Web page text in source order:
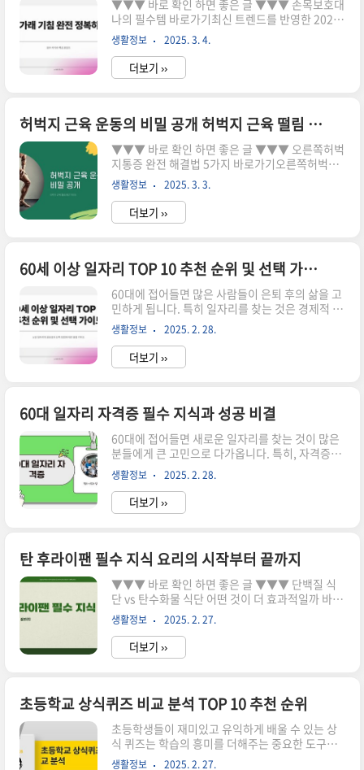
이 풀리는 원인은 다양합니다. 가장 흔한 원인 중 하
나는 쿠키 문제입니다. 브라우저의 쿠키가 손상되
거나 만료되면, 로그인 상태가 유지되지 않을 수 있
습니다. 또 다른 원인은 브라우저 캐시입니다. 캐시
된 데이터..
▼▼▼ 바로 확인 하면 좋은 글 ▼▼▼ 손목보호대
나의 필수템 바로가기최신 트렌드를 반영한 2025
새해목표 선택 가이드 바로가기제목2 이마거상 비
교 가장 효과적인 제품은 바로가기목감기와 가래의
관계 목감기는 주로 바이러스에 의해 발생하는 상
기도 감염으로, 후두와 목구멍에 염증을 유발합니
입니다. 이 점액은 목구멍의 염증을 진정시키고, 이
물질을 제거하는 역할을 합니다. 그러나 이러한 가
래가 끈적거리거나 목에 감기는 느낌을 주면 불편
함을 초래할 수 있습니다. 목감기로 인한 가래는 대
개 기침을 통해 배출됩니다. 기침은 몸이 이물질이
나 점액을 제거하는 자연적인 반응입니다. 그러나
가래가 과도하게 생성되..
생활정보 2025. 3. 4.
더보기 ››
허벅지 근육 운동의 비밀 공개 허벅지 근육 떨림 완전 가이드
▼▼▼ 바로 확인 하면 좋은 글 ▼▼▼ 오른쪽허벅
지통증 완전 해결법 5가지 바로가기오른쪽허벅지
통증 이렇게 간단히 치료해 바로가기오른쪽허벅지
통증 지금 확인해봐 바로가기허벅지 근육의 중요
성 허벅지 근육은 우리 신체에서 매우 중요한 역
할을 합니다. 이 근육들은 걷기, 뛰기, 앉기 같은 일
해지는 압력을 줄여 부상을 예방할 수 있습니다. 허
벅지 근육은 대퇴사두근, 햄스트링, 내전근 등으로
구성되어 있는데, 각각의 근육이 서로 다른 역할을
수행합니다. 이 근육들을 균형 있게 발달시키면 보
다 효과적인 운동 효과를 얻을 수 있습니다. 허벅지
근육 떨림의 원인 허벅지 근육의 떨림은 다양한
원인에 의해 발생..
생활정보 2025. 3. 3.
더보기 ››
60세 이상 일자리 TOP 10 추천 순위 및 선택 가이드
60대에 접어들면 많은 사람들이 은퇴 후의 삶을 고
민하게 됩니다. 특히 일자리를 찾는 것은 경제적 안
정 뿐만 아니라 사회적 관계를 유지하고 자아를 실
현하는 데에도 중요한 요소입니다. 따라서 이번 포
스트에서는 60세 이상을 위한 다양한 일자리 옵션
을 소개하고, 선택 시 고려해야 할 사항들을 안내해
분들에게 매우 적합한 선택입니다. 유연한 근무 시
간과 부담이 적은 업무 환경 덕분에 많은 분들이 쉽
게 접근할 수 있습니다. 예를 들어, 대형 마트나 편
의점에서의 재고 정리, 고객 응대 등의 업무는 노년
층에게 적합한 일자리입니다.파트타임 근무는 경
제적 부담을 덜어주고, 동시에 사회적 활동을 이어
갈 ..
생활정보 2025. 2. 28.
더보기 ››
60대 일자리 자격증 필수 지식과 성공 비결
60대에 접어들면 새로운 일자리를 찾는 것이 많은
분들에게 큰 고민으로 다가옵니다. 특히, 자격증이
필요한 경우가 많습니다. 이는 단순히 직업을 얻기
위한 수단이 아니라, 자신의 가치를 높이고 새로운
도전을 하는 중요한 과정입니다. 이번 포스팅에서
는 60대 일자리를 위한 자격증의 중요성과 성공적
결 공개 바로가기60대영양제로 활력 찾기 지금 시
작해봐 바로가기60대영양제 건강 비결 5가지 공개
바로가기60대에 필요한 자격증의 종류 60대에
적합한 자격증은 다양합니다. 행정직, 교육 관련,
IT 분야 등 여러 분야에서 자격증이 요구됩니다. 특
히, 행정사와 같은 자격증은 안정된 일자리를..
생활정보 2025. 2. 28.
더보기 ››
탄 후라이팬 필수 지식 요리의 시작부터 끝까지
▼▼▼ 바로 확인 하면 좋은 글 ▼▼▼ 단백질 식
단 vs 탄수화물 식단 어떤 것이 더 효과적일까 바로
가기셀프탄성코트 의외로 쉬운 꿀팁 바로가기탄성
코트 3배 더 효과적인 비법 바로가기탄 후라이팬의
정의와 중요성 탄 후라이팬은 요리의 필수 도구
중 하나로, 다양한 요리를 손쉽게 만들 수 있도록 도
만, 탄 후라이팬이란 상황은 cooking에서 피해야
할 가장 큰 적이기도 합니다. 탄 부분은 음식의 맛을
떨어뜨리고, 건강에도 좋지 않은 영향을 미칠 수 있
습니다.탄 후라이팬을 사용하면 음식이 눌어붙거
나 타는 경우가 많아 요리의 질이 떨어질 수 있습니
생활정보 2025. 2. 27.
더보기 ››
초등학교 상식퀴즈 비교 분석 TOP 10 추천 순위
초등학생들이 재미있고 유익하게 배울 수 있는 상
식 퀴즈는 학습의 흥미를 더해주는 중요한 도구입
니다. 이 블로그 포스트에서는 다양한 상식 퀴즈를
생활정보 2025. 2. 27.